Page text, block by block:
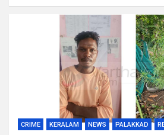
CRIME KERALAM NEWS PALAKKAD